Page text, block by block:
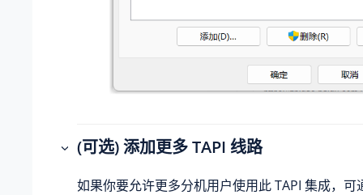
(可选) 添加更多 TAPI 线路
如果你要允许更多分机用户使用此 TAPI 集成，可